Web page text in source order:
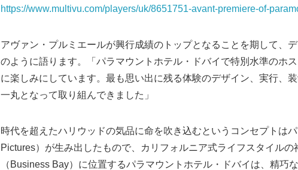
https://www.multivu.com/players/uk/8651751-avant-premiere-of-
アヴァン・プルミエールが興行成績のトップとなることを期して、
のように語ります。「パラマウントホテル・ドバイで特別水準のホ
に楽しみにしています。最も思い出に残る体験のデザイン、実行、
一丸となって取り組んできました」
時代を超えたハリウッドの気品に命を吹き込むというコンセプトは
Pictures）が生み出したもので、カリフォルニア式ライフスタイル
（Business Bay）に位置するパラマウントホテル・ドバイは、精巧